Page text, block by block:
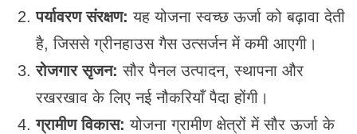
पर्यावरण संरक्षण: यह योजना स्वच्छ ऊर्जा को बढ़ावा देती
है, जिससे ग्रीनहाउस गैस उत्सर्जन में कमी आएगी।
रोजगार सृजन: सौर पैनल उत्पादन, स्थापना और
रखरखाव के लिए नई नौकरियाँ पैदा होंगी।
ग्रामीण विकास: योजना ग्रामीण क्षेत्रों में सौर ऊर्जा के